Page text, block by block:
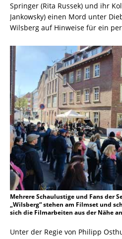
Springer (Rita Russek) und ihr
Jankowsky) einen Mord unter
Wilsberg auf Hinweise für ein
Mehrere Schaulustige und Fans der
„Wilsberg“ stehen am Filmset und
sich die Filmarbeiten aus der Nähe
Unter der Regie von Philipp